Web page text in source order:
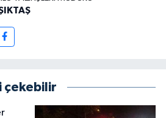
çekebilir